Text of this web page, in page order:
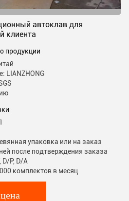
автоклав для
клиента
продукции
LIANZHONG
упаковка или на заказ
после подтверждения заказа
P, D/A
комплектов в месяц